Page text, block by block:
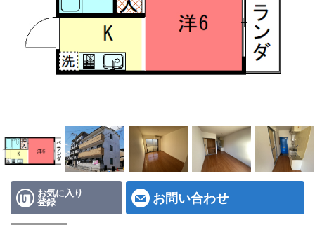
一人暮らしの物件特集
ペット相談OKの賃貸！
ハウスメーカー施工特集！
路線·駅から探す
IT重説について
お気に入り
登録 お問い合わせ